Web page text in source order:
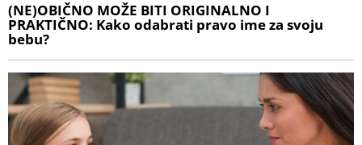
(NE)OBIČNO MOŽE BITI ORIGINALNO I
PRAKTIČNO: Kako odabrati pravo ime za svoju
bebu?